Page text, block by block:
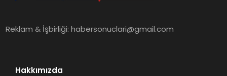
MAGAZIN
Reklam & İşbirliği:habersonuclari@gmail.com
Hakkımızda